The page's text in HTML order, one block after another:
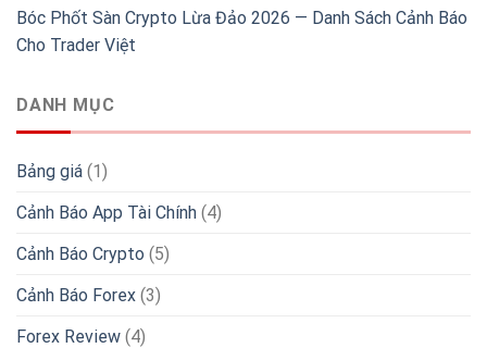
Bóc Phốt Sàn Crypto Lừa Đảo 2026 — Danh Sách Cảnh Báo
Cho Trader Việt
DANH MỤC
Bảng giá (1)
Cảnh Báo App Tài Chính (4)
Cảnh Báo Crypto (5)
Cảnh Báo Forex (3)
Forex Review (4)